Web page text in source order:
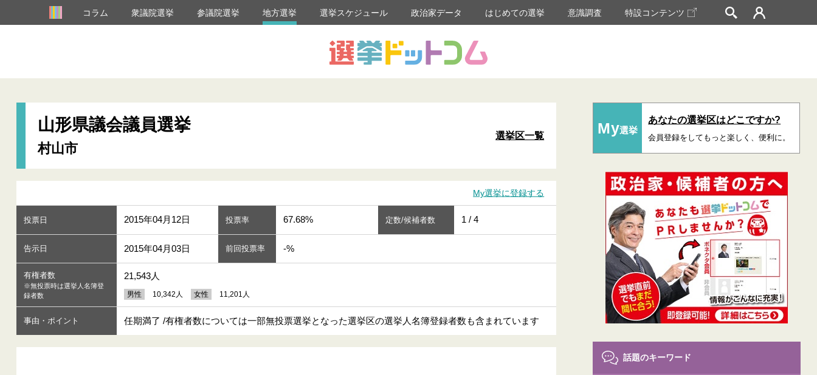
コラム 衆議院選挙 参議院選挙 地方選挙 選挙スケジュール 政治家データ はじめての選挙 意識調査 特設コンテンツ
山形県議会議員選挙
村山市
選挙区一覧
My選挙に登録する
投票日 2015年04月12日 投票率 67.68% 定数/候補者数 1 / 4
告示日 2015年04月03日 前回投票率 -%
有権者数
※無投票時は選挙人名簿登
録者数
21,543人
男性 10,342人 女性 11,201人
事由・ポイント 任期満了 /有権者数については一部無投票選挙となった選挙区の選挙人名簿登録者数も含まれています
My選挙
あなたの選挙区はどこですか?
会員登録をしてもっと楽しく、便利に。
話題のキーワード